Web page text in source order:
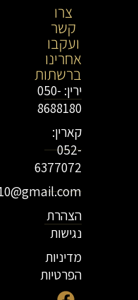
צרו
קשר
ועקבו
אחרינו
ברשתות
ירין: 050-
8688180
קארין:
052-
6377072
הצהרת
נגישות
מדיניות
הפרטיות